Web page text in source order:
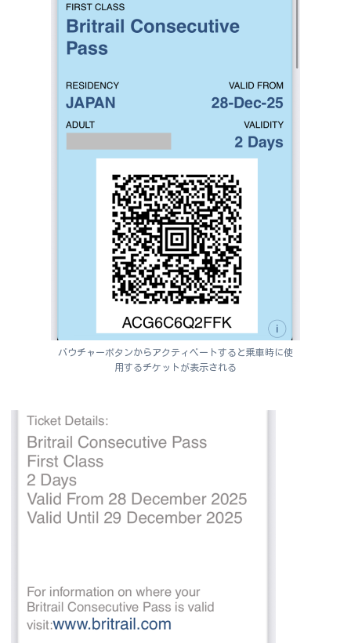
バウチャーボタンからアクティベートすると乗車時に使
用するチケットが表示される